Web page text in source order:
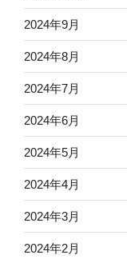
2024年9月
2024年8月
2024年7月
2024年6月
2024年5月
2024年4月
2024年3月
2024年2月